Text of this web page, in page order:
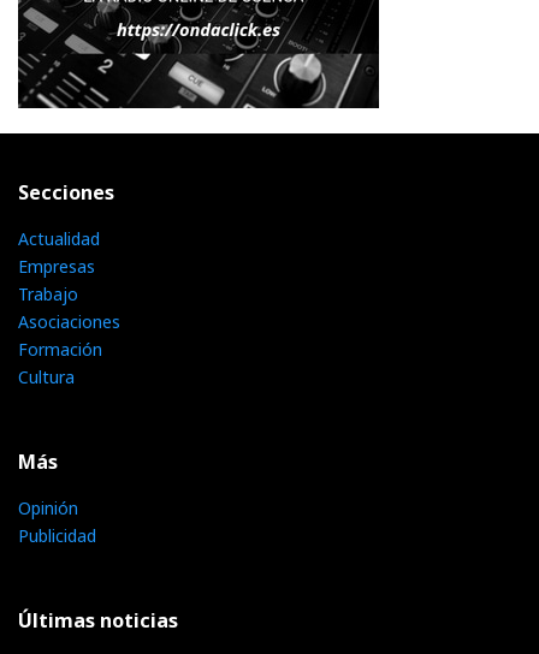
Secciones
Actualidad
Empresas
Trabajo
Asociaciones
Formación
Cultura
Más
Opinión
Publicidad
Últimas noticias